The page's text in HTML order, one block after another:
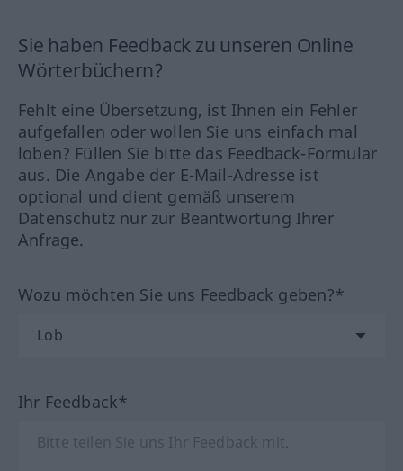
Sie haben Feedback zu unseren Online
Wörterbüchern?
Fehlt eine Übersetzung, ist Ihnen ein Fehler
aufgefallen oder wollen Sie uns einfach mal
loben? Füllen Sie bitte das Feedback-Formular
aus. Die Angabe der E-Mail-Adresse ist
optional und dient gemäß unserem
Datenschutz nur zur Beantwortung Ihrer
Anfrage.
Wozu möchten Sie uns Feedback geben?*
Ihr Feedback*